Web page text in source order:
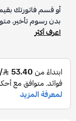
أو قسم فاتورتك
بدون رسوم تأخير،
اعرف أكثر